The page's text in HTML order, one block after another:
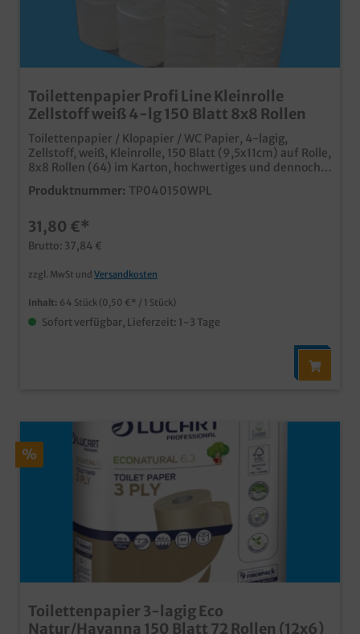
Toilettenpapier Profi Line Kleinrolle
Zellstoff weiß 4-lg 150 Blatt 8x8 Rollen
Toilettenpapier / Klopapier / WC Papier, 4-lagig,
Zellstoff, weiß, Kleinrolle, 150 Blatt (9,5x11cm) auf Rolle,
8x8 Rollen (64) im Karton, hochwertiges und dennoch
günstiges Toilettenpapier ideal für Hotel und Gastro
angenehme, saugstarke 4 Lagen weiße ansprechende
abgestimmt und optimiert für Großverbraucher, klare
unbedruckte Poly
Produktnummer: TP040150WPL
31,80 €*
Brutto: 37,84 €
zzgl. MwSt und Versandkosten
Inhalt: 64 Stück (0,50 €* / 1 Stück)
Sofort verfügbar, Lieferzeit: 1-3 Tage
%
Toilettenpapier 3-lagig Eco
Natur/Havanna 150 Blatt 72 Rollen (12x6)